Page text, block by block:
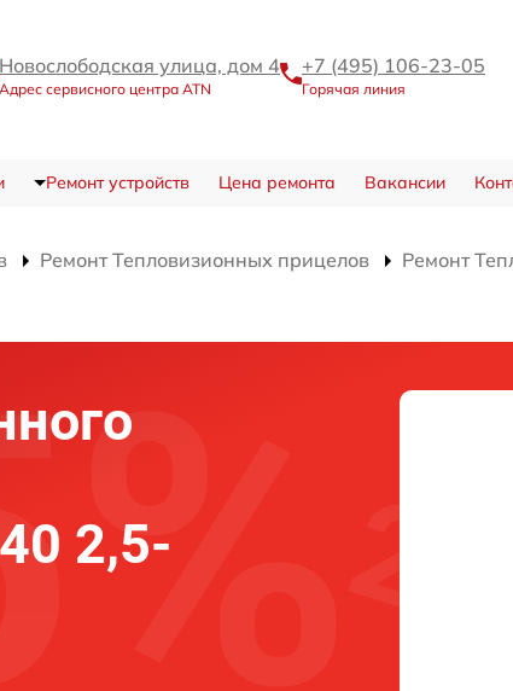
Новослободская улица, дом 4
Адрес сервисного центра ATN
+7 (495) 106-23-05
Горячая линия
Ремонт устройств Цена ремонта Вакансии
Ремонт Тепловизионных прицелов
Ремонт
2,5-